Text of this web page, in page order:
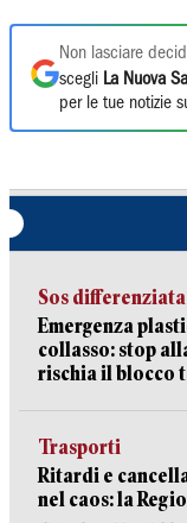
Non lasciare
scegli La Nuova
per le tue notizie
Sos differenziata
Emergenza
collasso: stop
rischia il blocco
Trasporti
Ritardi e
nel caos: la